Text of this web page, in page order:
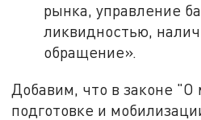
рынка, управление
ликвидностью,
обращение».
Добавим, что в законе "О
подготовке и